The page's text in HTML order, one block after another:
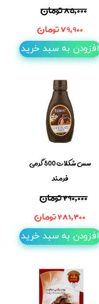
۸۵,۰۰۰ تومان
۷۹,۹۰۰ تومان
افزودن به سبد خرید
سس شکلات 500 گرمی
فرمند
۲۹۰,۰۰۰ تومان
۲۸۱,۳۰۰ تومان
افزودن به سبد خرید